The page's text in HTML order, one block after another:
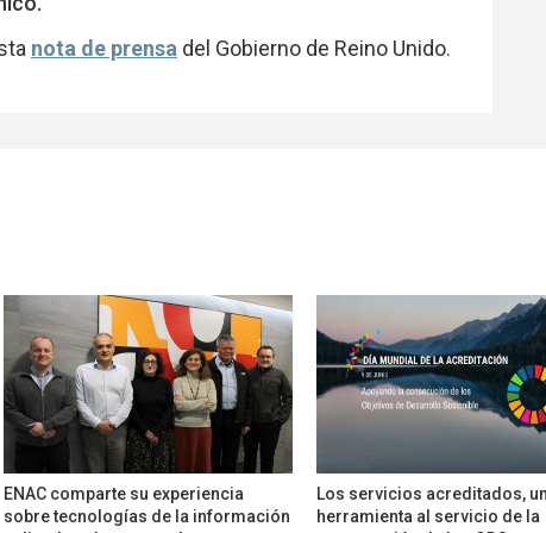
nota de prensa del Gobierno de Reino Unido.
ENAC comparte su experiencia
sobre tecnologías de la información
Los servicios acreditados,
herramienta al servicio de la